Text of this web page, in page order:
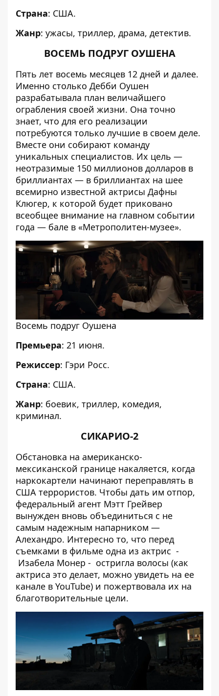
Страна: США.
Жанр: ужасы, триллер, драма, детектив.
ВОСЕМЬ ПОДРУГ ОУШЕНА
Пять лет восемь месяцев 12 дней и далее.
Именно столько Дебби Оушен
разрабатывала план величайшего
ограбления своей жизни. Она точно
знает, что для его реализации
потребуются только лучшие в своем деле.
Вместе они собирают команду
уникальных специалистов. Их цель —
неотразимые 150 миллионов долларов в
бриллиантах — в бриллиантах на шее
всемирно известной актрисы Дафны
Клюгер, к которой будет приковано
всеобщее внимание на главном событии
года — бале в «Метрополитен-музее».
Восемь подруг Оушена
Премьера: 21 июня.
Режиссер: Гэри Росс.
Страна: США.
Жанр: боевик, триллер, комедия,
криминал.
СИКАРИО-2
Обстановка на американско-
мексиканской границе накаляется, когда
наркокартели начинают переправлять в
США террористов. Чтобы дать им отпор,
федеральный агент Мэтт Грейвер
вынужден вновь объединиться с не
самым надежным напарником —
Алехандро. Интересно то, что перед
съемками в фильме одна из актрис -
Изабела Монер - остригла волосы (как
актриса это делает, можно увидеть на ее
канале в YouTube) и пожертвовала их на
благотворительные цели.